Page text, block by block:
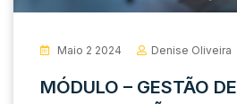
Maio 2 2024 Denise Oliveira
MÓDULO – GESTÃO DE